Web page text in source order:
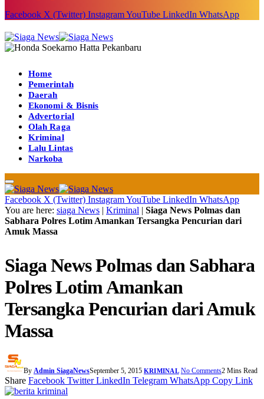
Facebook X (Twitter) InstagramYouTube LinkedIn WhatsApp
Home
Pemerintah
Daerah
Ekonomi & Bisnis
Advertorial
Olah Raga
Kriminal
Lalu Lintas
Narkoba
Facebook X (Twitter) InstagramYouTube LinkedIn WhatsApp
You are here: siaga News | Kriminal | Siaga News Polmas dan
Sabhara Polres Lotim Amankan Tersangka Pencurian dari
Amuk Massa
Siaga News Polmas dan Sabhara
Polres Lotim Amankan
Tersangka Pencurian dari Amuk
Massa
By Admin SiagaNewsSeptember 5, 2015 KRIMINAL No Comments2 Mins Read
Share Facebook Twitter LinkedIn Telegram WhatsApp Copy Link